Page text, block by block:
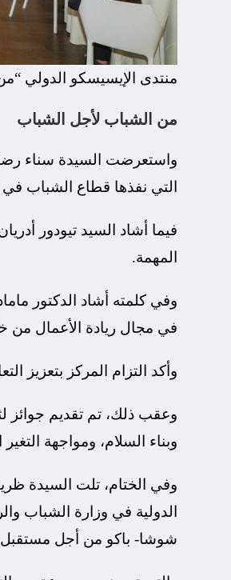
منتدى الإيسيسكو الدولي
من الشباب لأجل الشباب
واستعرضت السيدة سناء رضا،
التي نفذها قطاع الشباب في
فيما أشاد السيد تيودور
المهمة.
وفي كلمته أشاد الدكتور
في مجال ريادة الأعمال من
وأكد التزام المركز بتعزيز
وعقب ذلك، تم تقديم جوائز
وبناء السلام، ومواجهة
وفي الختام، تلت السيدة
الدولية في وزارة الشباب
شوشا- باكو من أجل مستقبل